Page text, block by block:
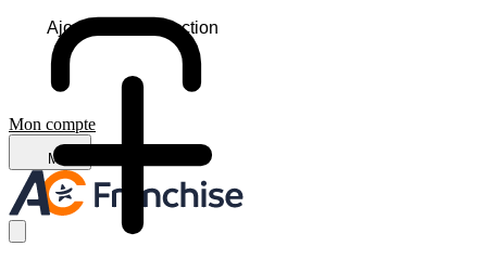
Mon compte
Menu
Ajouter à ma sélection